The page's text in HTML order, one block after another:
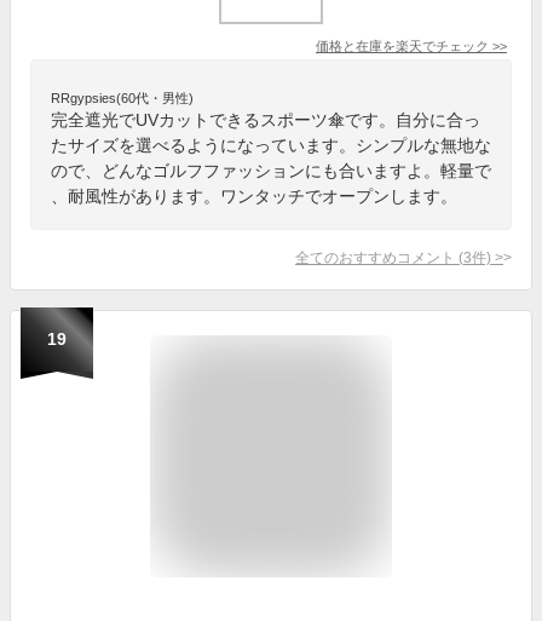
価格と在庫を楽天でチェック >>
RRgypsies(60代・男性)
完全遮光でUVカットできるスポーツ傘です。自分に合っ
たサイズを選べるようになっています。シンプルな無地な
ので、どんなゴルフファッションにも合いますよ。軽量で
、耐風性があります。ワンタッチでオープンします。
全てのおすすめコメント (3件) >
19